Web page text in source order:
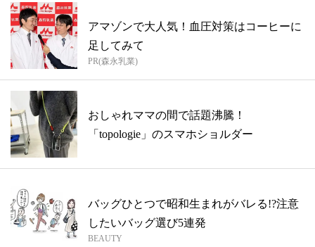
アマゾンで大人気！血圧対策はコーヒーに
足してみて
PR(森永乳業)
おしゃれママの間で話題沸騰！
「topologie」のスマホショルダー
バッグひとつで昭和生まれがバレる!?注意
したいバッグ選び5連発
BEAUTY